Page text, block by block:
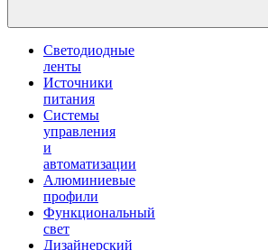
Светодиодные
ленты
Источники
питания
Системы
управления
и
автоматизации
Алюминиевые
профили
Функциональный
свет
Дизайнерский